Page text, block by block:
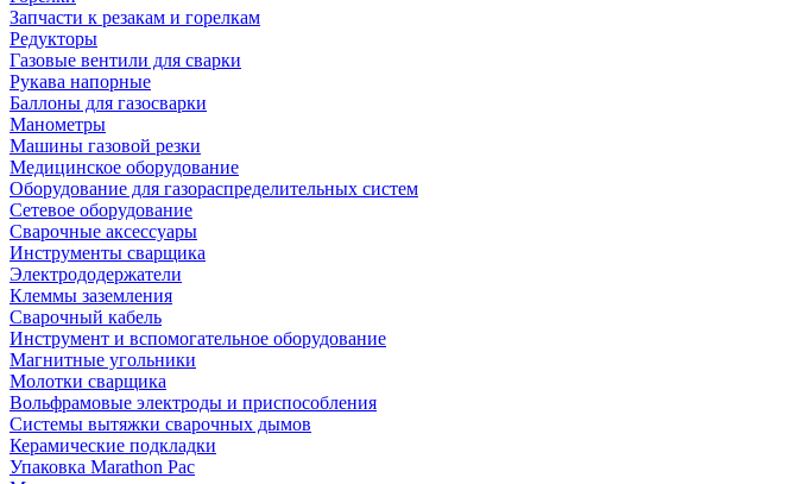
Запчасти к резакам и горелкам
Редукторы
Газовые вентили для сварки
Рукава напорные
Баллоны для газосварки
Манометры
Машины газовой резки
Медицинское оборудование
Оборудование для газораспределительных систем
Сетевое оборудование
Сварочные аксессуары
Инструменты сварщика
Электрододержатели
Клеммы заземления
Сварочный кабель
Инструмент и вспомогательное оборудование
Магнитные угольники
Молотки сварщика
Вольфрамовые электроды и приспособления
Системы вытяжки сварочных дымов
Керамические подкладки
Упаковка Marathon Pac